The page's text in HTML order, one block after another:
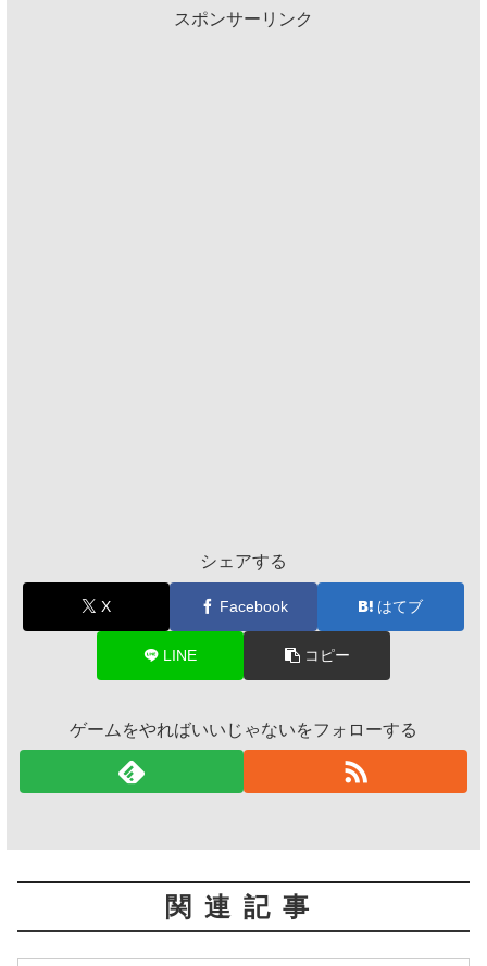
スポンサーリンク
シェアする
X Facebook はてブ
LINE コピー
ゲームをやればいいじゃないをフォローする
関連記事